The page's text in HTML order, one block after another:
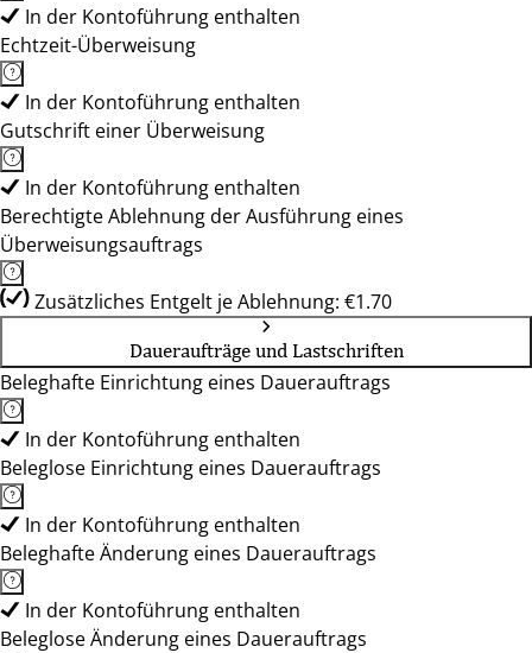
In der Kontoführung enthalten
Echtzeit-Überweisung
In der Kontoführung enthalten
Gutschrift einer Überweisung
In der Kontoführung enthalten
Berechtigte Ablehnung der Ausführung eines
Überweisungsauftrags
Zusätzliches Entgelt je Ablehnung: €1.70
Daueraufträge und Lastschriften
Beleghafte Einrichtung eines Dauerauftrags
In der Kontoführung enthalten
Beleglose Einrichtung eines Dauerauftrags
In der Kontoführung enthalten
Beleghafte Änderung eines Dauerauftrags
In der Kontoführung enthalten
Beleglose Änderung eines Dauerauftrags